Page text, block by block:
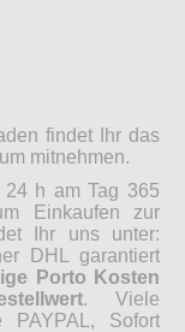
findet Ihr das
mitnehmen.
h am Tag 365
Einkaufen zur
Ihr uns unter:
DHL garantiert
Porto Kosten
. Viele
PAYPAL, Sofort